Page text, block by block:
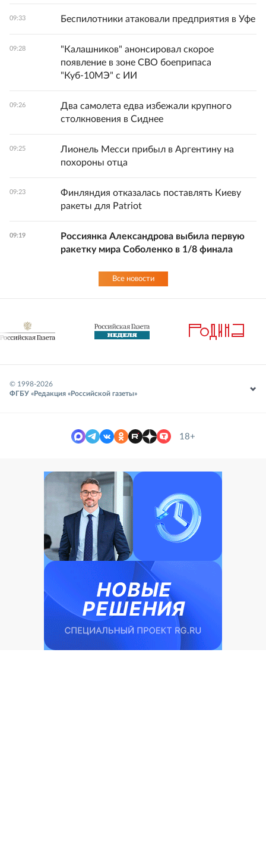
09:33 Беспилотники атаковали предприятия в Уфе
09:28
"Калашников" анонсировал скорое
появление в зоне СВО боеприпаса
"Куб-10МЭ" с ИИ
09:26
Два самолета едва избежали крупного
столкновения в Сиднее
09:25
Лионель Месси прибыл в Аргентину на
похороны отца
09:23
Финляндия отказалась поставлять Киеву
ракеты для Patriot
09:19
Россиянка Александрова выбила первую
ракетку мира Соболенко в 1/8 финала
Все новости
© 1998-2026
ФГБУ «Редакция «Российской газеты»
18+